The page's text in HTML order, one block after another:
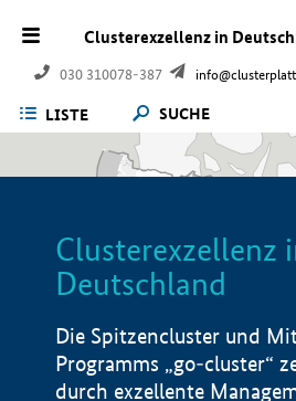
Clusterexzellenz in
030 310078-387
LISTE SUCHE
Clusterexzellenz
Deutschland
Die Spitzencluster und
Programms „go-cluster“
durch exzellente